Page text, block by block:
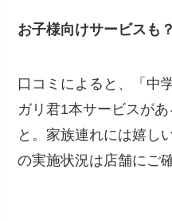
お子様向けサービスも？
口コミによると、「中
ガリ君1本サービスが
と。家族連れには嬉し
の実施状況は店舗にご